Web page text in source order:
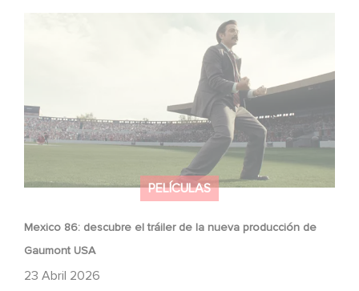
PELÍCULAS
Mexico 86: descubre el tráiler de la nueva producción de
Gaumont USA
23 Abril 2026
Mexico 86: descubre el tráiler de la nueva producción de